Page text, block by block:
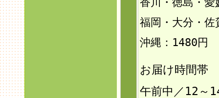
福岡・大分・
沖縄：1480円
お届け時間帯
午前中／12～